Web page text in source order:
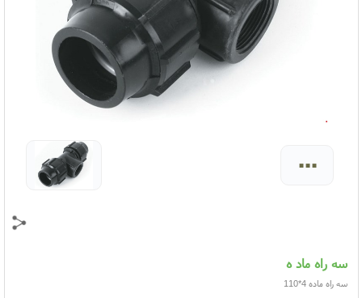
...
سه راه ماد ه
سه راه ماده 4*110